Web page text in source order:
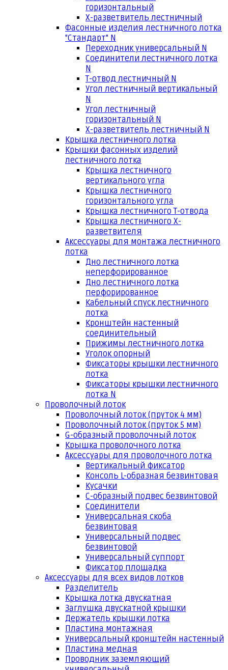
горизонтальный
Х-разветвитель лестничный
Фасонные изделия лестничного лотка
"Стандарт" N
Переходник универсальный N
Соединители лестничного лотка
N
Т-отвод лестничный N
Угол лестничный вертикальный
N
Угол лестничный
горизонтальный N
Х-разветвитель лестничный N
Крышка лестничного лотка
Крышки фасонных изделий
лестничного лотка
Крышка лестничного
вертикального угла
Крышка лестничного
горизонтального угла
Крышка лестничного Т-отвода
Крышка лестничного Х-
разветвителя
Аксессуары для монтажа лестничного
лотка
Дно лестничного лотка
неперфорированное
Дно лестничного лотка
перфорированное
Кабельный спуск лестничного
лотка
Кронштейн настенный
соединительный
Прижимы лестничного лотка
Уголок опорный
Фиксаторы крышки лестничного
лотка
Фиксаторы крышки лестничного
лотка N
Проволочный лоток
Проволочный лоток (пруток 4 мм)
Проволочный лоток (пруток 5 мм)
G-образный проволочный лоток
Крышка проволочного лотка
Аксессуары для проволочного лотка
Вертикальный фиксатор
Консоль L-образная безвинтовая
Кусачки
С-образный подвес безвинтовой
Соединители
Универсальная скоба
безвинтовая
Универсальный подвес
безвинтовой
Универсальный суппорт
Фиксатор площадка
Аксессуары для всех видов лотков
Разделитель
Крышка лотка двускатная
Заглушка двускатной крышки
Держатель крышки лотка
Пластина монтажная
Универсальный кронштейн настенный
Пластина медная
Проводник заземляющий